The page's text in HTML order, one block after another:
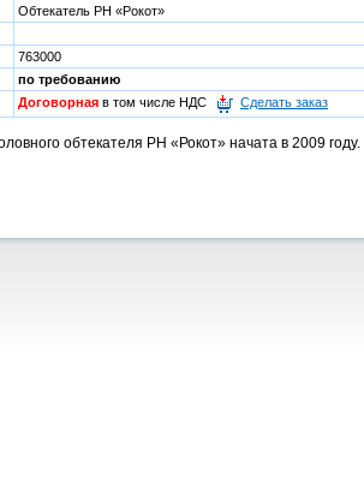
Обтекатель РН «Рокот»
763000
по требованию
Договорная в том числе НДС Сделать заказ
обтекателя РН «Рокот» начата в 2009